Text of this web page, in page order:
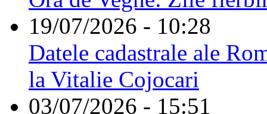
19/07/2026 - 10:28
Datele cadastrale ale
la Vitalie Cojocari
03/07/2026 - 15:51